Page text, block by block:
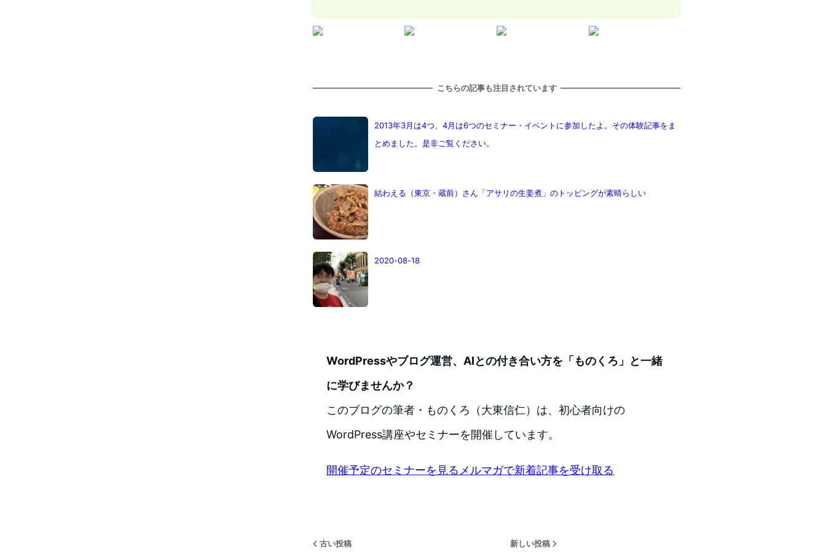
こちらの記事も注目されています
2013年3月は4つ、4月は6つのセミナー・イベントに参加したよ。その体験記事をま
とめました。是非ご覧ください。
結わえる（東京・蔵前）さん「アサリの生姜煮」のトッピングが素晴らしい
2020-08-18
WordPressやブログ運営、AIとの付き合い方を「ものくろ」と一緒
に学びませんか？
このブログの筆者・ものくろ（大東信仁）は、初心者向けの
WordPress講座やセミナーを開催しています。
開催予定のセミナーを見るメルマガで新着記事を受け取る
古い投稿 新しい投稿